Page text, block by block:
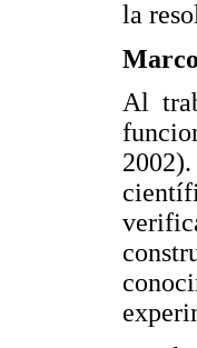
la
Al